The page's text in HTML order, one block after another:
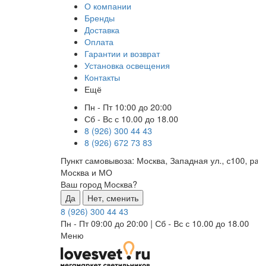
О компании
Бренды
Доставка
Оплата
Гарантии и возврат
Установка освещения
Контакты
Ещё
Пн - Пт 10:00 до 20:00
Сб - Вс с 10.00 до 18.00
8 (926) 300 44 43
8 (926) 672 73 83
Пункт самовывоза: Москва, Западная ул., с100,
Москва и МО
Ваш город Москва?
Да
Нет, сменить
8 (926) 300 44 43
Пн - Пт 09:00 до 20:00 | Сб - Вс с 10.00 до 18.00
Меню